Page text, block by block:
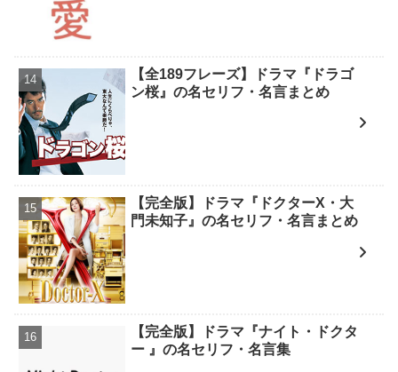
【全189フレーズ】ドラマ『ドラゴ
ン桜』の名セリフ・名言まとめ
【完全版】ドラマ『ドクターX・大
門未知子』の名セリフ・名言まとめ
【完全版】ドラマ『ナイト・ドクタ
ー 』の名セリフ・名言集